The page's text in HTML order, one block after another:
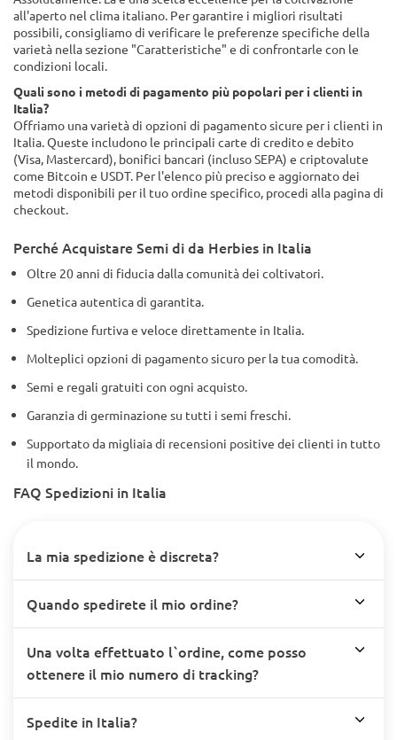
all'aperto nel clima italiano. Per garantire i migliori risultati
possibili, consigliamo di verificare le preferenze specifiche della
varietà nella sezione "Caratteristiche" e di confrontarle con le
condizioni locali.
Quali sono i metodi di pagamento più popolari per i clienti in
Italia?
Offriamo una varietà di opzioni di pagamento sicure per i clienti in
Italia. Queste includono le principali carte di credito e debito
(Visa, Mastercard), bonifici bancari (incluso SEPA) e criptovalute
come Bitcoin e USDT. Per l'elenco più preciso e aggiornato dei
metodi disponibili per il tuo ordine specifico, procedi alla pagina di
checkout.
Perché Acquistare Semi di da Herbies in Italia
Oltre 20 anni di fiducia dalla comunità dei coltivatori.
Genetica autentica di garantita.
Spedizione furtiva e veloce direttamente in Italia.
Molteplici opzioni di pagamento sicuro per la tua comodità.
Semi e regali gratuiti con ogni acquisto.
Garanzia di germinazione su tutti i semi freschi.
Supportato da migliaia di recensioni positive dei clienti in tutto
il mondo.
FAQ Spedizioni in Italia
La mia spedizione è discreta?
Quando spedirete il mio ordine?
Una volta effettuato l`ordine, come posso
ottenere il mio numero di tracking?
Spedite in Italia?